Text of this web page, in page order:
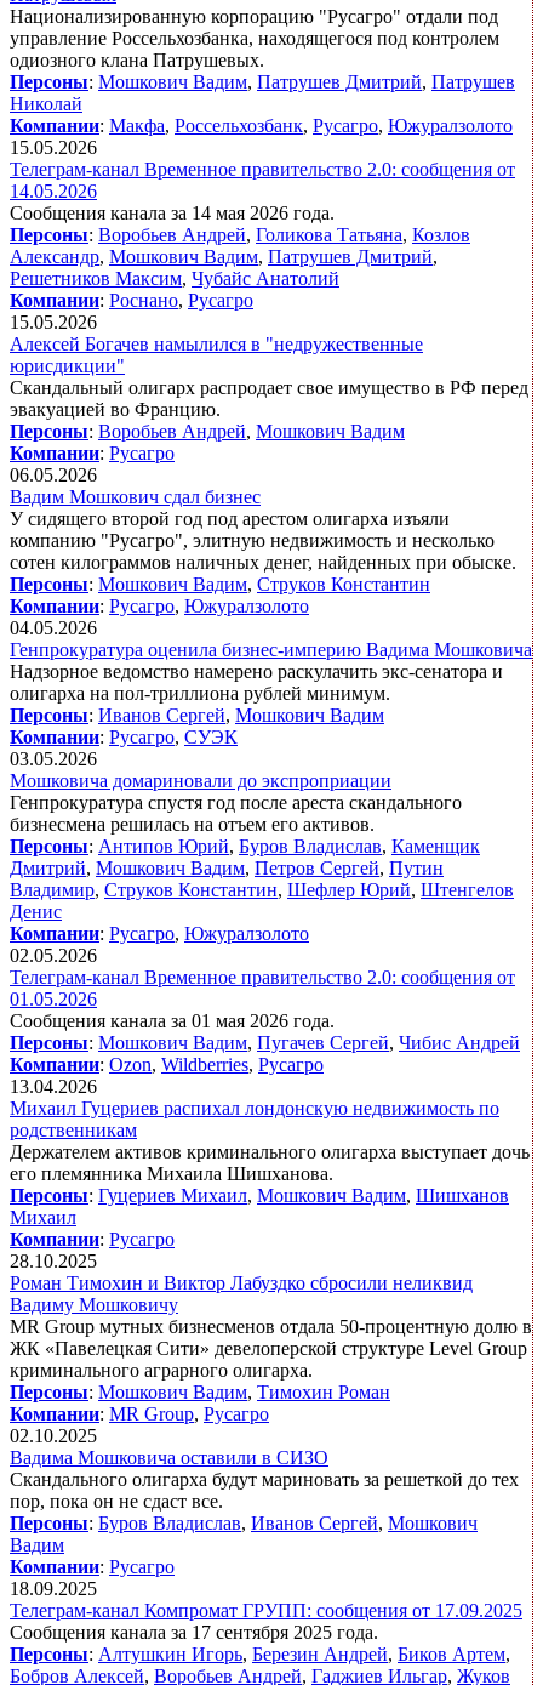
Национализированную корпорацию "Русагро" отдали под
управление Россельхозбанка, находящегося под контролем
одиозного клана Патрушевых.
Персоны: Мошкович Вадим, Патрушев Дмитрий, Патрушев
Николай
Компании: Макфа, Россельхозбанк, Русагро, Южуралзолото
15.05.2026
Телеграм-канал Временное правительство 2.0: сообщения от
14.05.2026
Сообщения канала за 14 мая 2026 года.
Персоны: Воробьев Андрей, Голикова Татьяна, Козлов
Александр, Мошкович Вадим, Патрушев Дмитрий,
Решетников Максим, Чубайс Анатолий
Компании: Роснано, Русагро
15.05.2026
Алексей Богачев намылился в "недружественные
юрисдикции"
Скандальный олигарх распродает свое имущество в РФ перед
эвакуацией во Францию.
Персоны: Воробьев Андрей, Мошкович Вадим
Компании: Русагро
06.05.2026
Вадим Мошкович сдал бизнес
У сидящего второй год под арестом олигарха изъяли
компанию "Русагро", элитную недвижимость и несколько
сотен килограммов наличных денег, найденных при обыске.
Персоны: Мошкович Вадим, Струков Константин
Компании: Русагро, Южуралзолото
04.05.2026
Генпрокуратура оценила бизнес-империю Вадима Мошковича
Надзорное ведомство намерено раскулачить экс-сенатора и
олигарха на пол-триллиона рублей минимум.
Персоны: Иванов Сергей, Мошкович Вадим
Компании: Русагро, СУЭК
03.05.2026
Мошковича домариновали до экспроприации
Генпрокуратура спустя год после ареста скандального
бизнесмена решилась на отъем его активов.
Персоны: Антипов Юрий, Буров Владислав, Каменщик
Дмитрий, Мошкович Вадим, Петров Сергей, Путин
Владимир, Струков Константин, Шефлер Юрий, Штенгелов
Денис
Компании: Русагро, Южуралзолото
02.05.2026
Телеграм-канал Временное правительство 2.0: сообщения от
01.05.2026
Сообщения канала за 01 мая 2026 года.
Персоны: Мошкович Вадим, Пугачев Сергей, Чибис Андрей
Компании: Ozon, Wildberries, Русагро
13.04.2026
Михаил Гуцериев распихал лондонскую недвижимость по
родственникам
Держателем активов криминального олигарха выступает дочь
его племянника Михаила Шишханова.
Персоны: Гуцериев Михаил, Мошкович Вадим, Шишханов
Михаил
Компании: Русагро
28.10.2025
Роман Тимохин и Виктор Лабуздко сбросили неликвид
Вадиму Мошковичу
MR Group мутных бизнесменов отдала 50-процентную долю в
ЖК «Павелецкая Сити» девелоперской структуре Level Group
криминального аграрного олигарха.
Персоны: Мошкович Вадим, Тимохин Роман
Компании: MR Group, Русагро
02.10.2025
Вадима Мошковича оставили в СИЗО
Скандального олигарха будут мариновать за решеткой до тех
пор, пока он не сдаст все.
Персоны: Буров Владислав, Иванов Сергей, Мошкович
Вадим
Компании: Русагро
18.09.2025
Телеграм-канал Компромат ГРУПП: сообщения от 17.09.2025
Сообщения канала за 17 сентября 2025 года.
Персоны: Алтушкин Игорь, Березин Андрей, Биков Артем,
Бобров Алексей, Воробьев Андрей, Гаджиев Ильгар, Жуков